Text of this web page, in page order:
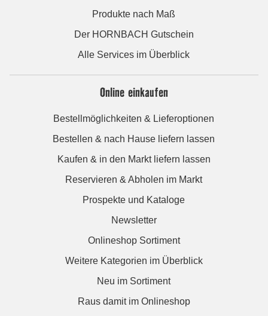
Produkte nach Maß
Der HORNBACH Gutschein
Alle Services im Überblick
Online einkaufen
Bestellmöglichkeiten & Lieferoptionen
Bestellen & nach Hause liefern lassen
Kaufen & in den Markt liefern lassen
Reservieren & Abholen im Markt
Prospekte und Kataloge
Newsletter
Onlineshop Sortiment
Weitere Kategorien im Überblick
Neu im Sortiment
Raus damit im Onlineshop